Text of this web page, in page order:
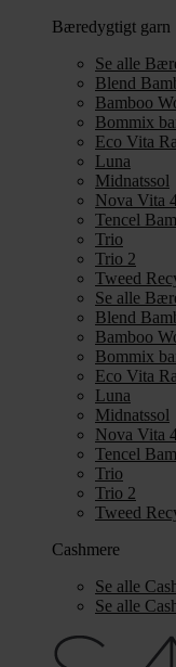
Bæredygtigt garn
Se alle
Blend
Bamboo
Bommix
Eco Vita
Luna
Midnatssol
Nova Vita
Tencel
Trio
Trio 2
Tweed
Se alle
Blend
Bamboo
Bommix
Eco Vita
Luna
Midnatssol
Nova Vita
Tencel
Trio
Trio 2
Tweed
Cashmere
Se alle
Se alle